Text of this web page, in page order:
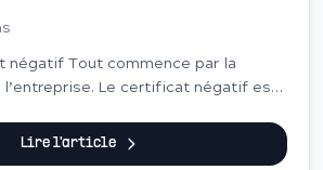
par la
l’entreprise. Le certificat négatif est
un délai d'un...
Lire l'article